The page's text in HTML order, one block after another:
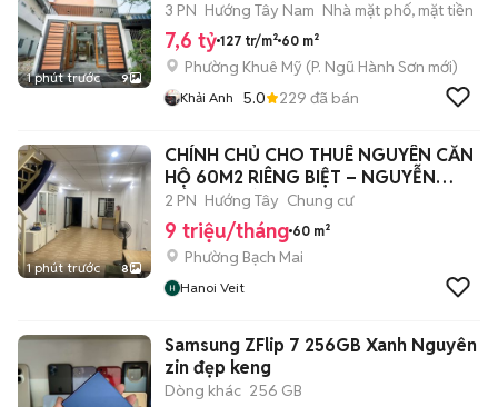
1 phút trước 9
Năng
3 PN Hướng Tây Nam Nhà mặt phố, mặt tiền
7,6 tỷ 127 tr/m² 60 m²
Phường Khuê Mỹ (P. Ngũ Hành Sơn mới)
Khải Anh 5.0 229 đã bán
1 phút trước 8
CHÍNH CHỦ CHO THUÊ NGUYÊN CĂN
HỘ 60M2 RIÊNG BIỆT – NGUYỄN
CÔNG TRỨ -
2 PN Hướng Tây Chung cư
9 triệu/tháng 60 m²
Phường Bạch Mai
Hanoi Veit
Samsung ZFlip 7 256GB Xanh Nguyên
zin đẹp keng
Dòng khác 256 GB